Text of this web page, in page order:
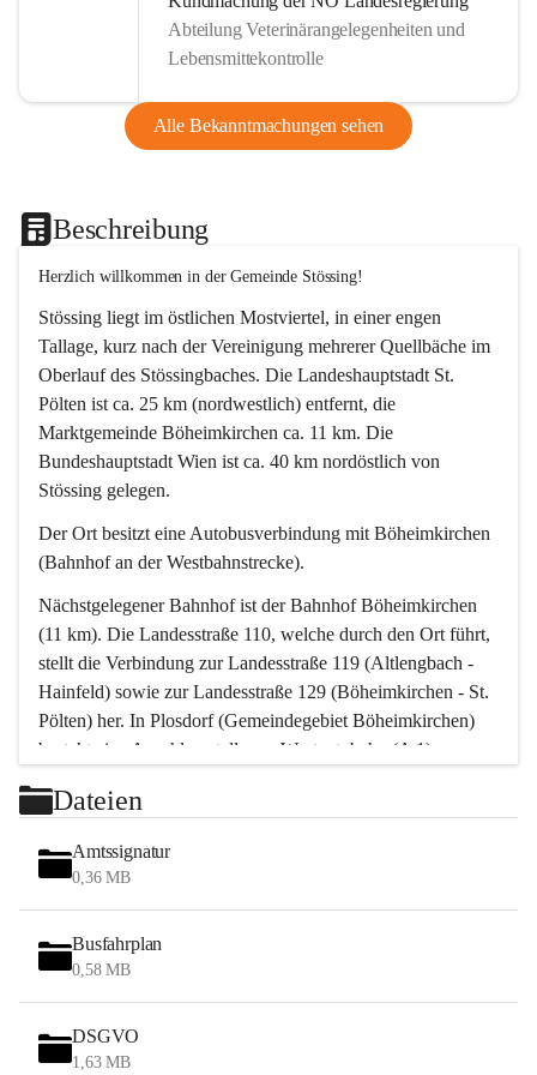
Abteilung Veterinärangelegenheiten und
Lebensmittekontrolle
Alle Bekanntmachungen sehen
Beschreibung
Herzlich willkommen in der Gemeinde Stössing!
Stössing liegt im östlichen Mostviertel, in einer engen
Tallage, kurz nach der Vereinigung mehrerer Quellbäche im
Oberlauf des Stössingbaches. Die Landeshauptstadt St.
Pölten ist ca. 25 km (nordwestlich) entfernt, die
Marktgemeinde Böheimkirchen ca. 11 km. Die
Bundeshauptstadt Wien ist ca. 40 km nordöstlich von
Stössing gelegen.
Der Ort besitzt eine Autobusverbindung mit Böheimkirchen
(Bahnhof an der Westbahnstrecke).
Nächstgelegener Bahnhof ist der Bahnhof Böheimkirchen
(11 km). Die Landesstraße 110, welche durch den Ort führt,
stellt die Verbindung zur Landesstraße 119 (Altlengbach -
Hainfeld) sowie zur Landesstraße 129 (Böheimkirchen - St.
Pölten) her. In Plosdorf (Gemeindegebiet Böheimkirchen)
besteht eine Anschlussstelle zur Westautobahn (A 1).
Wien erreicht man in ca. 45 Minuten.
Stössing zählt noch zum Naherholungsraum Wien sowie
zum Naherholungsraum St. Pölten. Viele Bauernhöfe hatten
„ihre Wiener“. Seit 1960 bauten viele Wiener
Wochenendhäuser im Gemeindegebiet. Wegen des
waldreichen Jagdgebietes haben viele Jagdpächter ihre
Das Wandern ist aus touristischer Sicht die bedeutendste
Tätigkeit. Das hügelige Gebiet mit Wanderwegen durch
Dateien
Amtssignatur
0,36 MB
Busfahrplan
0,58 MB
DSGVO
1,63 MB